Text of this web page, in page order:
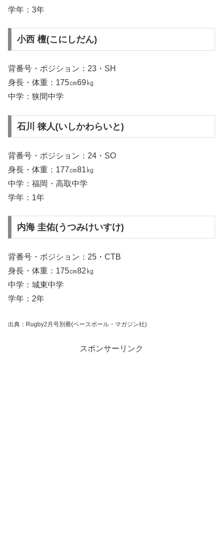
学年：3年
小西 檀(こにしだん)
背番号・ポジション：23・SH
身長・体重：175㎝69㎏
中学：狭間中学
石川 徠人(いしかわらいと)
背番号・ポジション：24・SO
身長・体重：177㎝81㎏
中学：福岡・高取中学
学年：1年
内海 圭佑(うつみけいすけ)
背番号・ポジション：25・CTB
身長・体重：175㎝82㎏
中学：城東中学
学年：2年
出典：Rugby2月号別冊(ベースボール・マガジン社)
スポンサーリンク